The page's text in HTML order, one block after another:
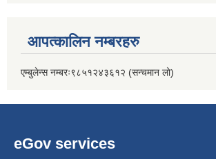
आपत्कालिन नम्बरहरु
एम्बुलेन्स नम्बरः९८५१२४३६१२ (सन्चमान लो)
eGov services